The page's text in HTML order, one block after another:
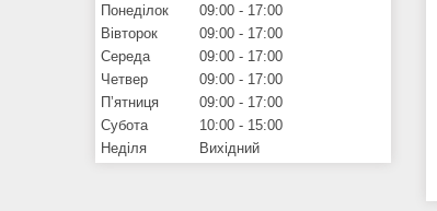
Понеділок 09:00
17:00
Вівторок
09:00
17:00
Середа
09:00
17:00
Четвер
09:00
17:00
Пʼятниця
09:00
17:00
Субота
10:00
15:00
Неділя
Вихідний